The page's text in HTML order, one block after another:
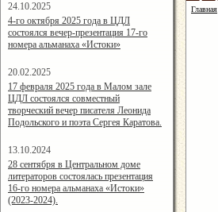
24.10.2025
16:19:07
4-го октября 2025 года в ЦДЛ
состоялся вечер-презентация 17-го
номера альманаха «Истоки»
20.02.2025
14:24:00
17 февраля 2025 года в Малом зале
ЦДЛ состоялся совместный
творческий вечер писателя Леонида
Подольского и поэта Сергея Каратова.
13.10.2024
14:08:11
28 сентября в Центральном доме
литераторов состоялась презентация
16-го номера альманаха «Истоки»
(2023-2024).
Главная